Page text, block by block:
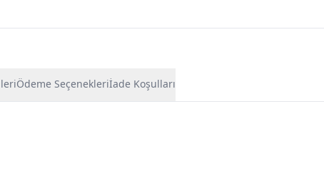
Ödeme Seçenekleriİade Koşulları